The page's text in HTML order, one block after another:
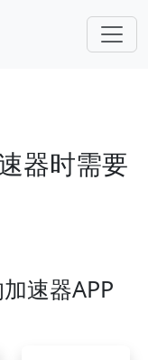
器时需要
速器APP